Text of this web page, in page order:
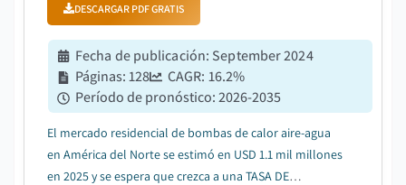
DESCARGAR PDF GRATIS
Fecha de publicación: September 2024
Páginas:128 CAGR: 16.2%
Período de pronóstico:2026-2035
El mercado residencial de bombas de calor aire-agua
en América del Norte se estimó en USD 1.1 mil millones
en 2025 y se espera que crezca a una TASA DE